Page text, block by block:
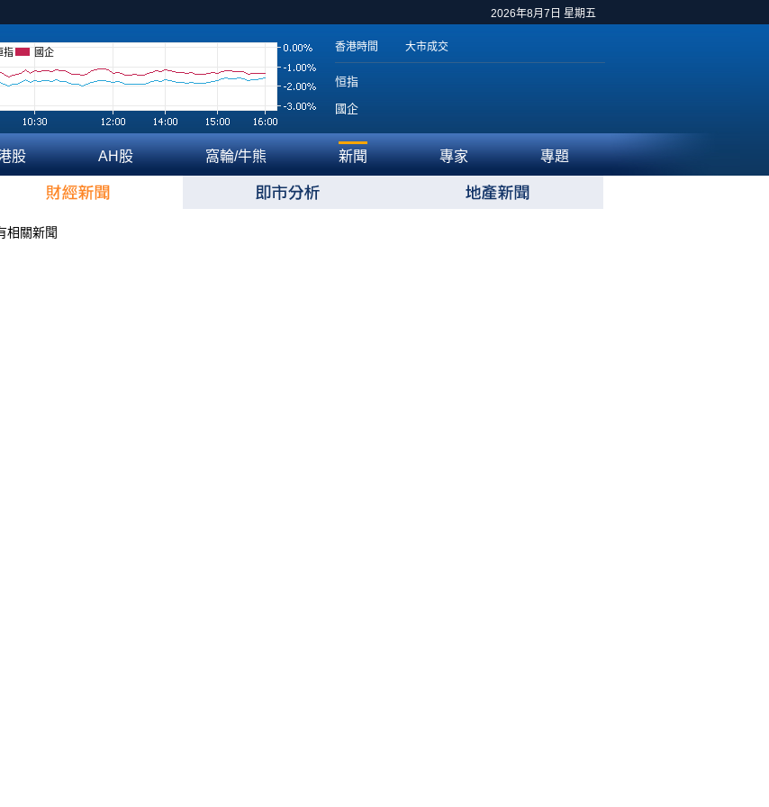
2026年8月7日 星期五
指 國企 香港時間 大市成交
恒指
國企
股 AH股 窩輪/牛熊 新聞 專家 專題
相關新聞